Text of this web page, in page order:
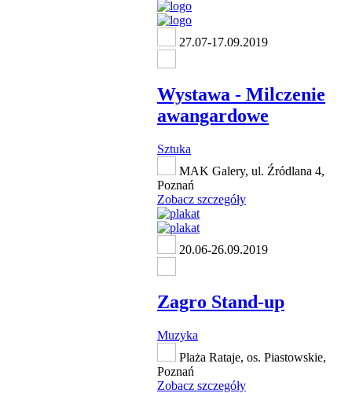
27.07-17.09.2019
Wystawa - Milczenie
awangardowe
Sztuka
MAK Galery, ul. Źródlana 4,
Poznań
Zobacz szczegóły
20.06-26.09.2019
Zagro Stand-up
Muzyka
Plaża Rataje, os. Piastowskie,
Poznań
Zobacz szczegóły